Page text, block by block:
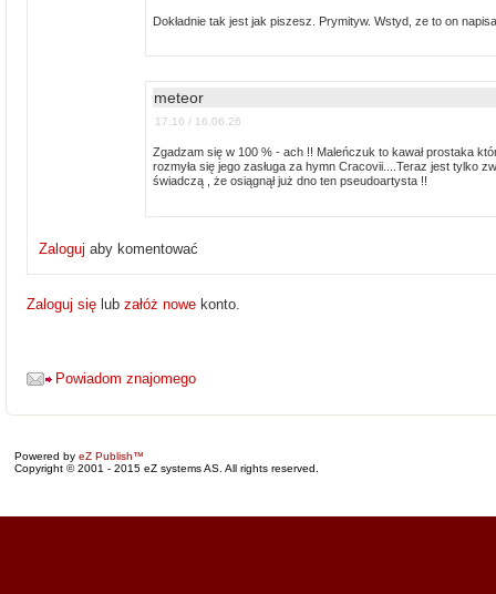
Dokładnie tak jest jak piszesz. Prymityw. Wstyd, ze to on
meteor
17:16 / 16.06.26
Zgadzam się w 100 % - ach !! Maleńczuk to kawał prostaka
rozmyła się jego zasługa za hymn Cracovii....Teraz jest tylko
świadczą , że osiągnął już dno ten pseudoartysta !!
Zalogujaby komentować
Zaloguj się lub załóż nowe konto.
Powiadom znajomego
Powered by eZ Publish™
Copyright © 2001 - 2015 eZ systems AS. All rights reserved.